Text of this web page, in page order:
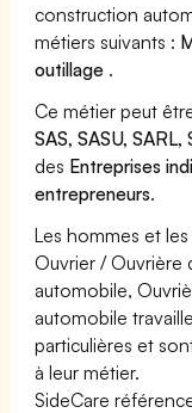
construction
métiers suivants :
outillage .
Ce métier peut
SAS, SASU, SARL,
des Entreprises
entrepreneurs.
Les hommes et
Ouvrier / Ouvrière
automobile,
automobile
particulières et
à leur métier.
SideCare